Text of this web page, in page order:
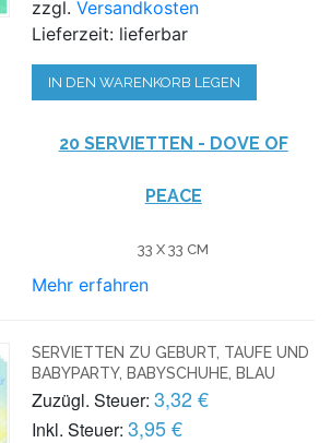
zzgl.Versandkosten
Lieferzeit: lieferbar
IN DEN WARENKORB LEGEN
20 SERVIETTEN - DOVE OF
PEACE
33 X 33 CM
Mehr erfahren
SERVIETTEN ZU GEBURT, TAUFE UND
BABYPARTY, BABYSCHUHE, BLAU
Zuzügl. Steuer: 3,32 €
Inkl. Steuer: 3,95 €